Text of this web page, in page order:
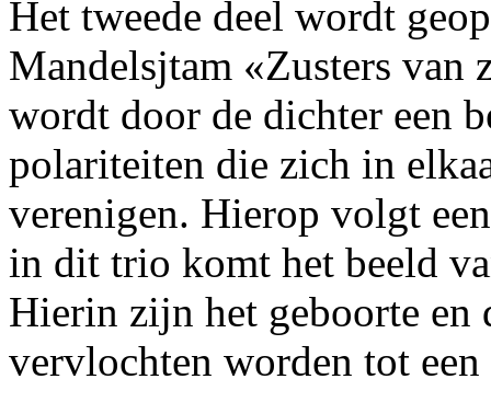
Het tweede deel wordt
Mandelsjtam «Zusters van
wordt door de dichter een
polariteiten die zich in
verenigen. Hierop volgt
in dit trio komt het beeld
Hierin zijn het geboorte en
vervlochten worden tot een